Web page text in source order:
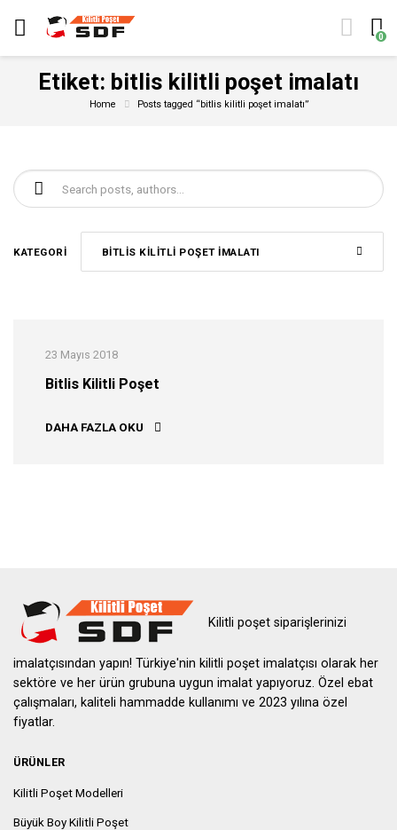
0
Etiket: bitlis kilitli poşet imalatı
Home Posts tagged “bitlis kilitli poşet imalatı”
Şunu ara:
KATEGORI BITLIS KILITLI POŞET IMALATI
23 Mayıs 2018
Bitlis Kilitli Poşet
DAHA FAZLA OKU BITLIS KILITLI POŞET
Kilitli poşet siparişlerinizi
imalatçısından yapın! Türkiye'nin kilitli poşet imalatçısı olarak her
sektöre ve her ürün grubuna uygun imalat yapıyoruz. Özel ebat
çalışmaları, kaliteli hammadde kullanımı ve 2023 yılına özel
fiyatlar.
ÜRÜNLER
Kilitli Poşet Modelleri
Büyük Boy Kilitli Poşet